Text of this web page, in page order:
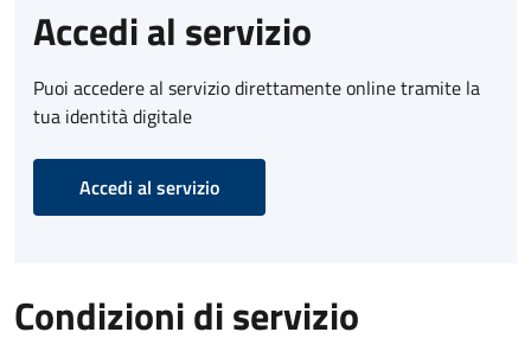
Accedi al servizio
Puoi accedere al servizio direttamente online tramite la
tua identità digitale
Accedi al servizio
Condizioni di servizio